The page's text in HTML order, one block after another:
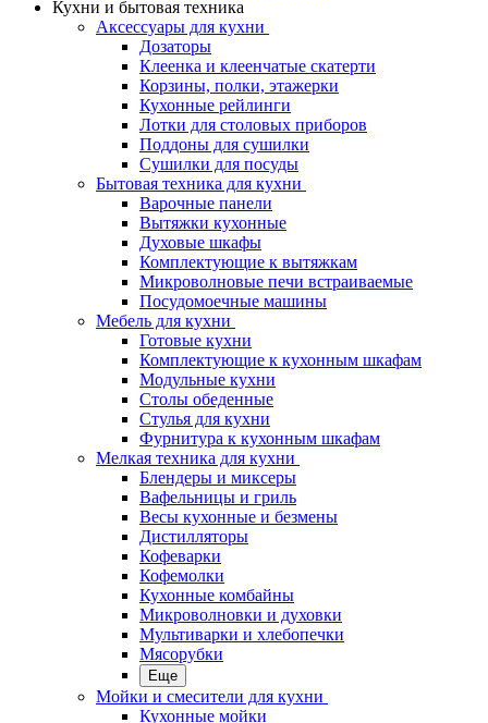
Кухни и бытовая техника
Аксессуары для кухни
Дозаторы
Клеенка и клеенчатые скатерти
Корзины, полки, этажерки
Кухонные рейлинги
Лотки для столовых приборов
Поддоны для сушилки
Сушилки для посуды
Бытовая техника для кухни
Варочные панели
Вытяжки кухонные
Духовые шкафы
Комплектующие к вытяжкам
Микроволновые печи встраиваемые
Посудомоечные машины
Мебель для кухни
Готовые кухни
Комплектующие к кухонным шкафам
Модульные кухни
Столы обеденные
Стулья для кухни
Фурнитура к кухонным шкафам
Мелкая техника для кухни
Блендеры и миксеры
Вафельницы и гриль
Весы кухонные и безмены
Дистилляторы
Кофеварки
Кофемолки
Кухонные комбайны
Микроволновки и духовки
Мультиварки и хлебопечки
Мясорубки
Еще
Мойки и смесители для кухни
Кухонные мойки